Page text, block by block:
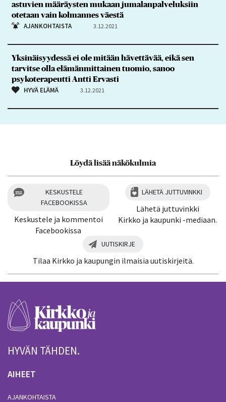
astuvien määräysten mukaan jumalanpalveluksiin
otetaan vain kolmannes väestä
AJANKOHTAISTA 3.12.2021
Yksinäisyydessä ei ole mitään hävettävää, eikä sen
tarvitse olla elämänmittainen tuomio, sanoo
psykoterapeutti Antti Ervasti
HYVÄ ELÄMÄ 3.12.2021
Löydä lisää näkökulmia
KESKUSTELE
FACEBOOKISSA
Keskustele ja kommentoi
Facebookissa
LÄHETÄ JUTTUVINKKI
Lähetä juttuvinkki
Kirkko ja kaupunki -mediaan.
UUTISKIRJE
Tilaa Kirkko ja kaupungin ilmaisia uutiskirjeitä.
HYVÄN TÄHDEN.
AIHEET
AJANKOHTAISTA